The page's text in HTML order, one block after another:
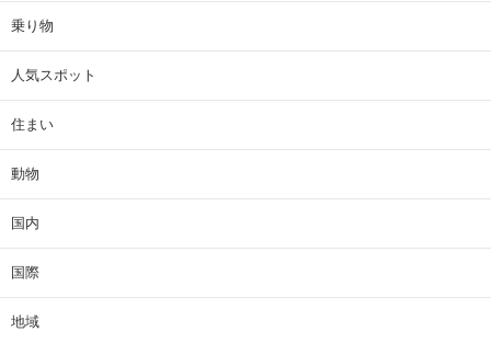
乗り物
人気スポット
住まい
動物
国内
国際
地域